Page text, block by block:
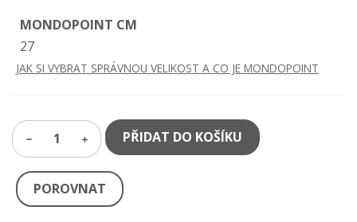
MONDOPOINT CM
27
JAK SI VYBRAT SPRÁVNOU VELIKOST A CO JE MONDOPOINT
1 PŘIDAT DO KOŠÍKU
POROVNAT